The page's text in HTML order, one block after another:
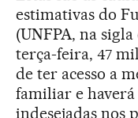
estimativas do
(UNFPA, na
terça-feira, 47
de ter acesso a
familiar e haverá
indesejadas nos